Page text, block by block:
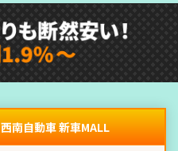
西南自動車 新車MALL